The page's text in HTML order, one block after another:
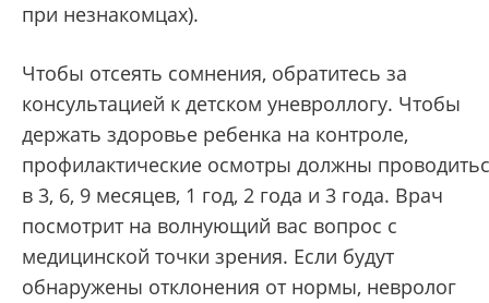
при незнакомцах).
Чтобы отсеять сомнения, обратитесь за
консультацией к детском уневроллогу. Чтобы
держать здоровье ребенка на контроле,
профилактические осмотры должны
в 3, 6, 9 месяцев, 1 год, 2 года и 3 года. Врач
посмотрит на волнующий вас вопрос с
медицинской точки зрения. Если будут
обнаружены отклонения от нормы, невролог